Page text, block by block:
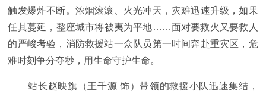
触发爆炸不断。浓烟滚滚、火光冲天，灾难迅速升级，如果
任其蔓延，整座城市将被夷为平地……面对要救火又要救人
的严峻考验，消防救援站一众队员第一时间奔赴重灾区，危
难时刻争分夺秒，用生命守护生命。
站长赵映旗（王千源 饰）带领的救援小队迅速集结，